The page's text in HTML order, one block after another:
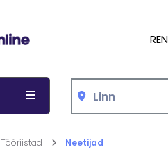
Tööriistad Neetijad